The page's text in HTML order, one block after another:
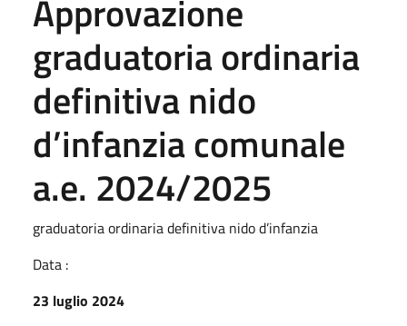
Approvazione
graduatoria ordinaria
definitiva nido
d’infanzia comunale
a.e. 2024/2025
graduatoria ordinaria definitiva nido d’infanzia
Data :
23 luglio 2024